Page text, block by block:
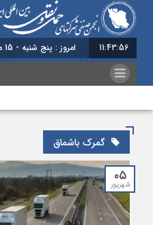
11:43:56 امروز : پنج شنبه - 15 مرداد - 1405
گمرک باشماق
۰۵
شهریور